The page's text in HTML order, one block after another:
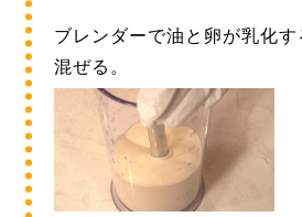
ブレンダーで油と卵が乳化
混ぜる。